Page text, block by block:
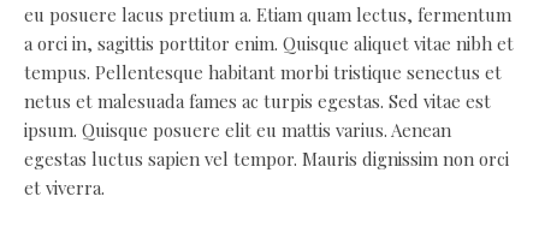
eu posuere lacus pretium a. Etiam quam lectus, fermentum
a orci in, sagittis porttitor enim. Quisque aliquet vitae nibh et
tempus. Pellentesque habitant morbi tristique senectus et
netus et malesuada fames ac turpis egestas. Sed vitae est
ipsum. Quisque posuere elit eu mattis varius. Aenean
egestas luctus sapien vel tempor. Mauris dignissim non orci
et viverra.